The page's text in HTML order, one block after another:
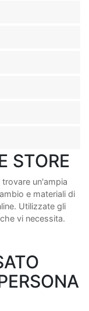
STORE
un'ampia
e materiali di
Utilizzate gli
vi necessita.